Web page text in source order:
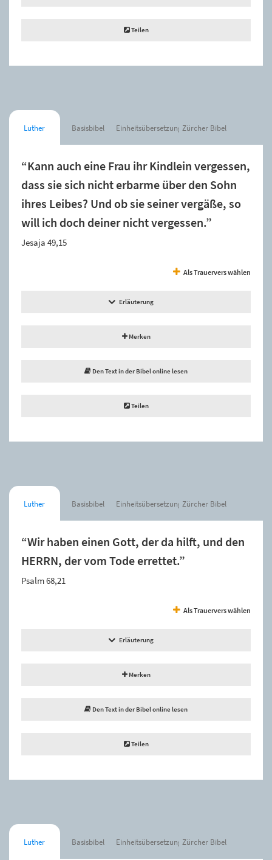
Teilen
Luther Basisbibel Einheitsübersetzung Zürcher Bibel
“Kann auch eine Frau ihr Kindlein vergessen,
dass sie sich nicht erbarme über den Sohn
ihres Leibes? Und ob sie seiner vergäße, so
will ich doch deiner nicht vergessen.”
Jesaja 49,15
Als Trauervers wählen
Erläuterung
Merken
Den Text in der Bibel online lesen
Teilen
Luther Basisbibel Einheitsübersetzung Zürcher Bibel
“Wir haben einen Gott, der da hilft, und den
HERRN, der vom Tode errettet.”
Psalm 68,21
Als Trauervers wählen
Erläuterung
Merken
Den Text in der Bibel online lesen
Teilen
Luther Basisbibel Einheitsübersetzung Zürcher Bibel